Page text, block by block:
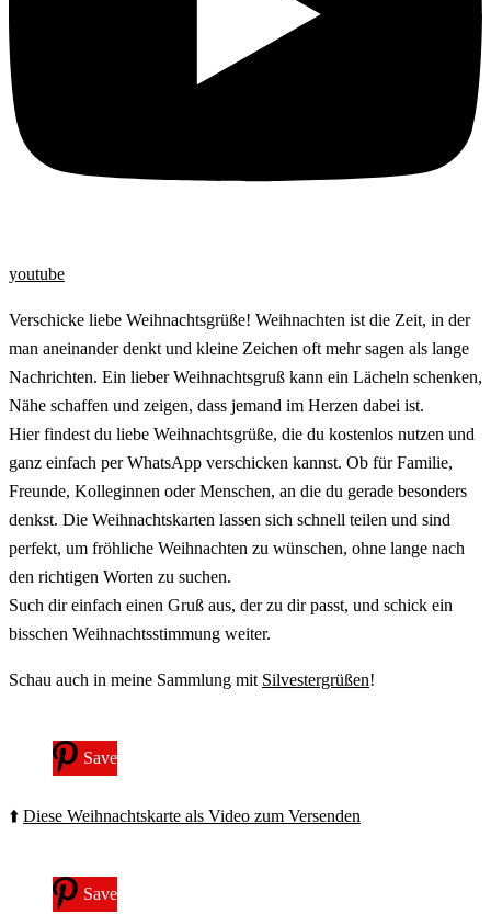
youtube
Verschicke liebe Weihnachtsgrüße! Weihnachten ist die Zeit, in der
man aneinander denkt und kleine Zeichen oft mehr sagen als lange
Nachrichten. Ein lieber Weihnachtsgruß kann ein Lächeln schenken,
Nähe schaffen und zeigen, dass jemand im Herzen dabei ist.
Hier findest du liebe Weihnachtsgrüße, die du kostenlos nutzen und
ganz einfach per WhatsApp verschicken kannst. Ob für Familie,
Freunde, Kolleginnen oder Menschen, an die du gerade besonders
denkst. Die Weihnachtskarten lassen sich schnell teilen und sind
perfekt, um fröhliche Weihnachten zu wünschen, ohne lange nach
den richtigen Worten zu suchen.
Such dir einfach einen Gruß aus, der zu dir passt, und schick ein
bisschen Weihnachtsstimmung weiter.
Schau auch in meine Sammlung mit Silvestergrüßen!
Save
⬆️ Diese Weihnachtskarte als Video zum Versenden
Save